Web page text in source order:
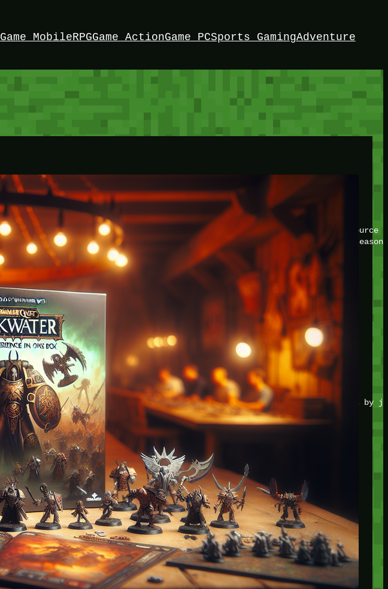
Game MobileRPGGame ActionGame PCSports GamingAdventure
HEY!
I’m Bedrock. Discover the ultimate Minetest
your game with insider knowledge and tips from
JOIN THE CLUB
Stay updated with our latest tips and other news by
CATEGORIES
Adventure
Game Action
Game Mobile
Game PC
RPG
Simulation Game